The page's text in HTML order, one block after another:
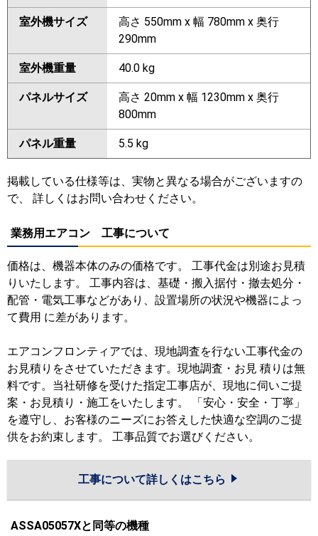
室外機サイズ
高さ 550mm x 幅 780mm x 奥行
290mm
室外機重量 40.0 kg
パネルサイズ
高さ 20mm x 幅 1230mm x 奥行
800mm
パネル重量 5.5 kg
掲載している仕様等は、実物と異なる場合がございますの
で、 詳しくはお問い合わせください。
業務用エアコン 工事について
価格は、機器本体のみの価格です。 工事代金は別途お見積
りいたします。 工事内容は、基礎・搬入据付・撤去処分・
配管・電気工事などがあり、設置場所の状況や機器によっ
て費用 に差があります。
エアコンフロンティアでは、現地調査を行ない工事代金の
お見積りをさせていただきます。現地調査・お見 積りは無
料です。当社研修を受けた指定工事店が、現地に伺いご提
案・お見積り・施工をいたします。 「安心・安全・丁寧」
を遵守し、お客様のニーズにお答えした快適な空調のご提
供をお約束します。 工事品質でお選びください。
工事について詳しくはこちら
ASSA05057Xと同等の機種